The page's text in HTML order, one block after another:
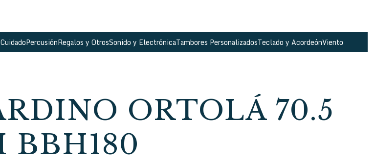
PercusiónRegalos y OtrosSonido y ElectrónicaTambores PersonalizadosTeclado y AcordeónViento
ORTOLÁ 70.5
BBH180